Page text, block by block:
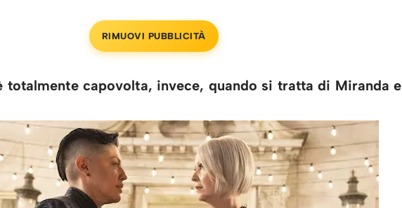
RIMUOVI PUBBLICITÀ
totalmente capovolta, invece, quando si tratta di Miranda e